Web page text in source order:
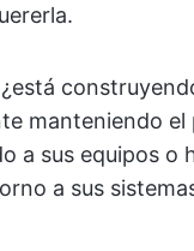
manteniendo el
a sus equipos o
a sus